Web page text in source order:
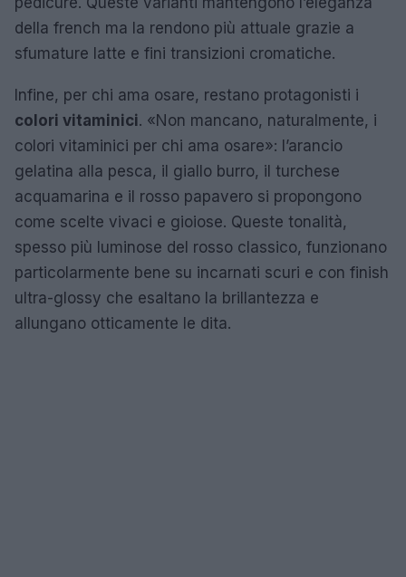
della french ma la rendono più attuale grazie a
sfumature latte e fini transizioni cromatiche.
Infine, per chi ama osare, restano protagonisti i
colori vitaminici. «Non mancano, naturalmente, i
colori vitaminici per chi ama osare»: l’arancio
gelatina alla pesca, il giallo burro, il turchese
acquamarina e il rosso papavero si propongono
come scelte vivaci e gioiose. Queste tonalità,
spesso più luminose del rosso classico, funzionano
particolarmente bene su incarnati scuri e con finish
ultra-glossy che esaltano la brillantezza e
allungano otticamente le dita.